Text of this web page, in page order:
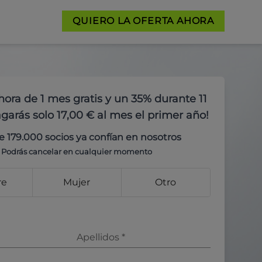
QUIERO LA OFERTA AHORA
de 1 mes gratis y un 35% durante 11
solo 17,00 € al mes el primer año!
179.000 socios ya confían en nosotros
Podrás cancelar en cualquier momento
Mujer Otro
Apellidos *